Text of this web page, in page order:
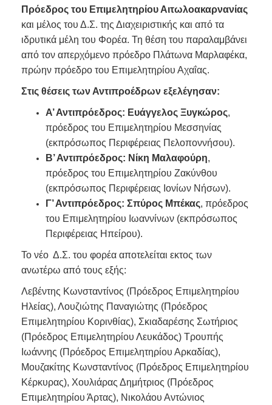
Πρόεδρος του Επιμελητηρίου Αιτωλοακαρνανίας
και μέλος του Δ.Σ. της Διαχειριστικής και από τα
ιδρυτικά μέλη του Φορέα. Τη θέση του παραλαμβάνει
από τον απερχόμενο πρόεδρο Πλάτωνα Μαρλαφέκα,
πρώην πρόεδρο του Επιμελητηρίου Αχαΐας.
Στις θέσεις των Αντιπροέδρων εξελέγησαν:
Α’ Αντιπρόεδρος: Ευάγγελος Ξυγκώρος,
πρόεδρος του Επιμελητηρίου Μεσσηνίας
(εκπρόσωπος Περιφέρειας Πελοποννήσου).
Β’ Αντιπρόεδρος: Νίκη Μαλαφούρη,
πρόεδρος του Επιμελητηρίου Ζακύνθου
(εκπρόσωπος Περιφέρειας Ιονίων Νήσων).
Γ’ Αντιπρόεδρος: Σπύρος Μπέκας, πρόεδρος
του Επιμελητηρίου Ιωαννίνων (εκπρόσωπος
Περιφέρειας Ηπείρου).
Το νέο Δ.Σ. του φορέα αποτελείται εκτος των
ανωτέρω από τους εξής:
Λεβέντης Κωνσταντίνος (Πρόεδρος Επιμελητηρίου
Ηλείας), Λουζιώτης Παναγιώτης (Πρόεδρος
Επιμελητηρίου Κορινθίας), Σκιαδαρέσης Σωτήριος
(Πρόεδρος Επιμελητηρίου Λευκάδος) Τρουπής
Ιωάννης (Πρόεδρος Επιμελητηρίου Αρκαδίας),
Μουζακίτης Κωνσταντίνος (Πρόεδρος Επιμελητηρίου
Κέρκυρας), Χουλιάρας Δημήτριος (Πρόεδρος
Επιμελητηρίου Άρτας), Νικολάου Αντώνιος